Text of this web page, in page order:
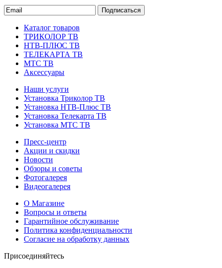
Подписаться
Каталог товаров
ТРИКОЛОР ТВ
НТВ-ПЛЮС ТВ
ТЕЛЕКАРТА ТВ
МТС ТВ
Аксессуары
Наши услуги
Установка Триколор ТВ
Установка НТВ-Плюс ТВ
Установка Телекарта ТВ
Установка МТС ТВ
Пресс-центр
Акции и скидки
Новости
Обзоры и советы
Фотогалерея
Видеогалерея
О Магазине
Вопросы и ответы
Гарантийное обслуживание
Политика конфиденциальности
Согласие на обработку данных
Присоединяйтесь